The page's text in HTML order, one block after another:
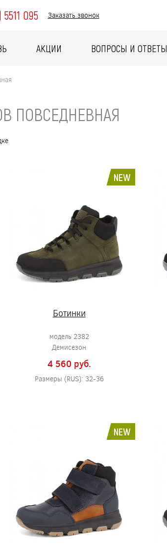
095 Заказать звонок
АКЦИИ ВОПРОСЫ И ОТВЕТЫ
ПОВСЕДНЕВНАЯ
NEW
Ботинки
модель 2382
Демисезон
4 560 pуб.
Размеры (RUS): 32-36
NEW